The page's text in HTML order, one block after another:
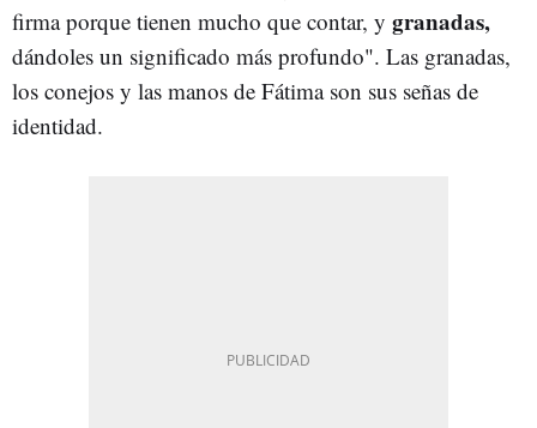
firma porque tienen mucho que contar, y granadas,
dándoles un significado más profundo". Las granadas,
los conejos y las manos de Fátima son sus señas de
identidad.